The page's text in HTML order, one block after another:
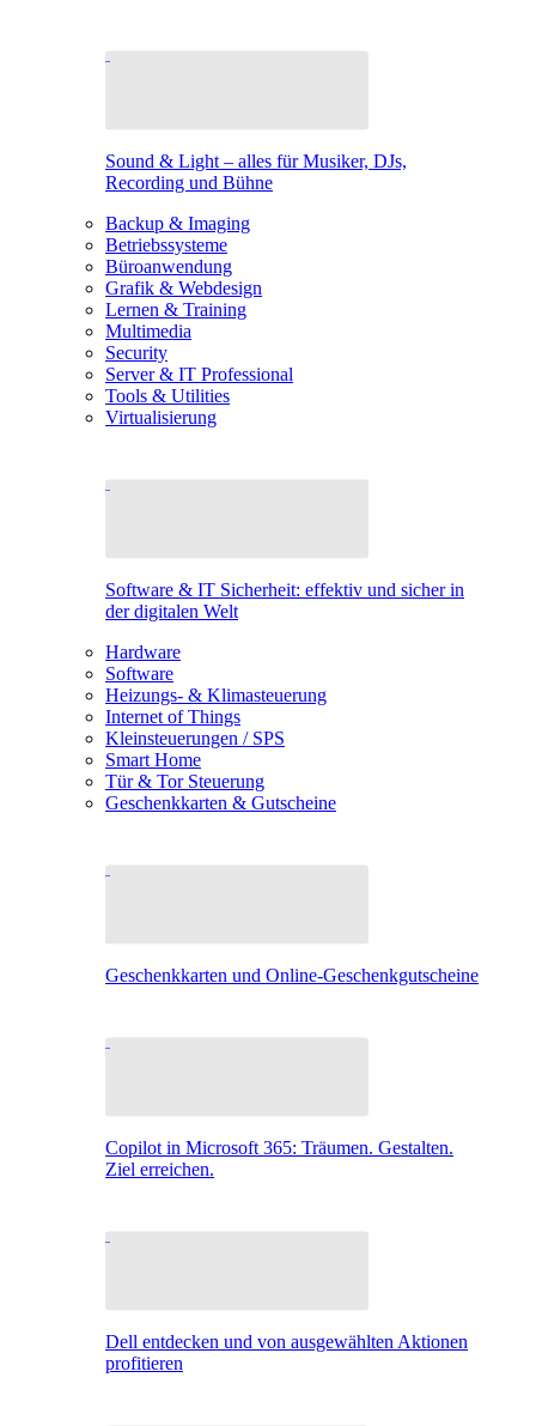
Sound & Light – alles für Musiker, DJs,
Recording und Bühne
Backup & Imaging
Betriebssysteme
Büroanwendung
Grafik & Webdesign
Lernen & Training
Multimedia
Security
Server & IT Professional
Tools & Utilities
Virtualisierung
Software & IT Sicherheit: effektiv und sicher in
der digitalen Welt
Hardware
Software
Heizungs- & Klimasteuerung
Internet of Things
Kleinsteuerungen / SPS
Smart Home
Tür & Tor Steuerung
Geschenkkarten & Gutscheine
Geschenkkarten und Online-Geschenkgutscheine
Copilot in Microsoft 365: Träumen. Gestalten.
Ziel erreichen.
Dell entdecken und von ausgewählten Aktionen
profitieren